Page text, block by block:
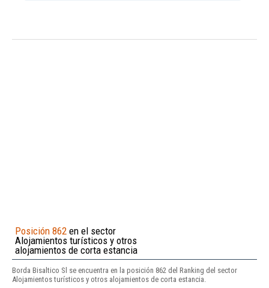
Posición 862 en el sector
Alojamientos turísticos y otros
alojamientos de corta estancia
Borda Bisaltico Sl se encuentra en la posición 862 del Ranking del sector
Alojamientos turísticos y otros alojamientos de corta estancia.